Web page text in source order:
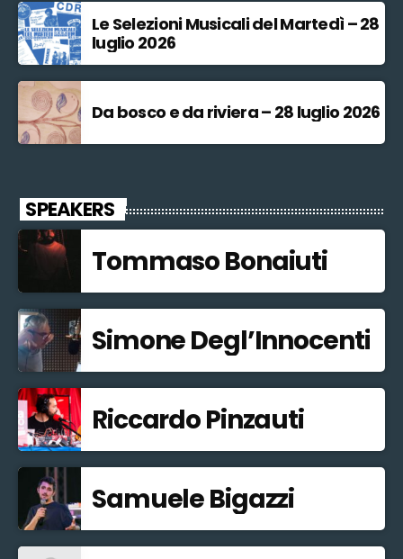
Le Selezioni Musicali del Martedì – 28
luglio 2026
Da bosco e da riviera – 28 luglio 2026
SPEAKERS
Tommaso Bonaiuti
Simone Degl’Innocenti
Riccardo Pinzauti
Samuele Bigazzi